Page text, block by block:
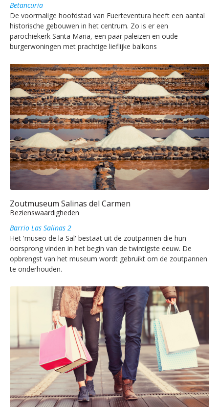
Betancuria
De voormalige hoofdstad van Fuerteventura heeft een aantal
historische gebouwen in het centrum. Zo is er een
parochiekerk Santa Maria, een paar paleizen en oude
burgerwoningen met prachtige lieflijke balkons
Zoutmuseum Salinas del Carmen
Bezienswaardigheden
Barrio Las Salinas 2
Het 'museo de la Sal' bestaat uit de zoutpannen die hun
oorsprong vinden in het begin van de twintigste eeuw. De
opbrengst van het museum wordt gebruikt om de zoutpannen
te onderhouden.